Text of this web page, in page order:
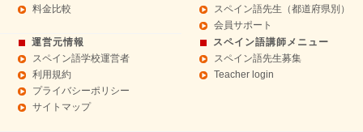
料金比較
スペイン語先生（都道府県別）
会員サポート
運営元情報
スペイン語学校運営者
利用規約
プライバシーポリシー
サイトマップ
スペイン語講師メニュー
スペイン語先生募集
Teacher login